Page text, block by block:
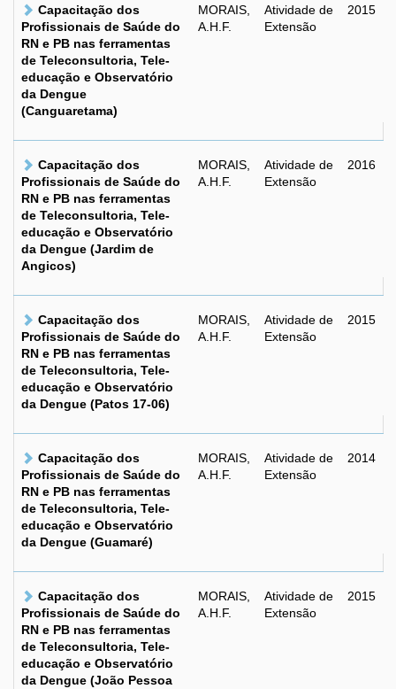
Capacitação dos
Profissionais de Saúde do
RN e PB nas ferramentas
de Teleconsultoria, Tele-
educação e Observatório
da Dengue
(Canguaretama)
MORAIS,
A.H.F.
Atividade de
Extensão
2015
Capacitação dos
Profissionais de Saúde do
RN e PB nas ferramentas
de Teleconsultoria, Tele-
educação e Observatório
da Dengue (Jardim de
Angicos)
MORAIS,
A.H.F.
Atividade de
Extensão
2016
Capacitação dos
Profissionais de Saúde do
RN e PB nas ferramentas
de Teleconsultoria, Tele-
educação e Observatório
da Dengue (Patos 17-06)
MORAIS,
A.H.F.
Atividade de
Extensão
2015
Capacitação dos
Profissionais de Saúde do
RN e PB nas ferramentas
de Teleconsultoria, Tele-
educação e Observatório
da Dengue (Guamaré)
MORAIS,
A.H.F.
Atividade de
Extensão
2014
Capacitação dos
Profissionais de Saúde do
RN e PB nas ferramentas
de Teleconsultoria, Tele-
educação e Observatório
da Dengue (João Pessoa
MORAIS,
A.H.F.
Atividade de
Extensão
2015